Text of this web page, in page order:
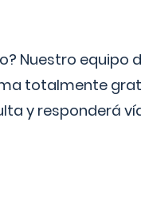
Nuestro equipo
totalmente
y responderá